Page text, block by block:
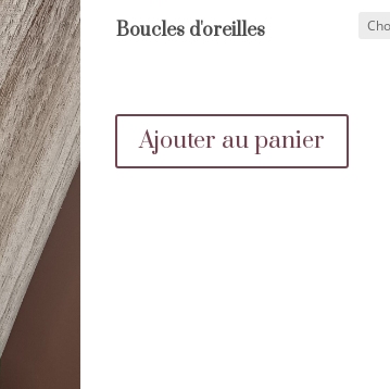
Boucles d'oreilles
Ajouter au panier